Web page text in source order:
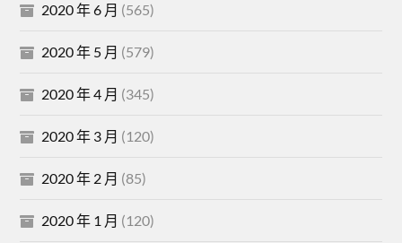
2020 年 6 月 (565)
2020 年 5 月 (579)
2020 年 4 月 (345)
2020 年 3 月 (120)
2020 年 2 月 (85)
2020 年 1 月 (120)